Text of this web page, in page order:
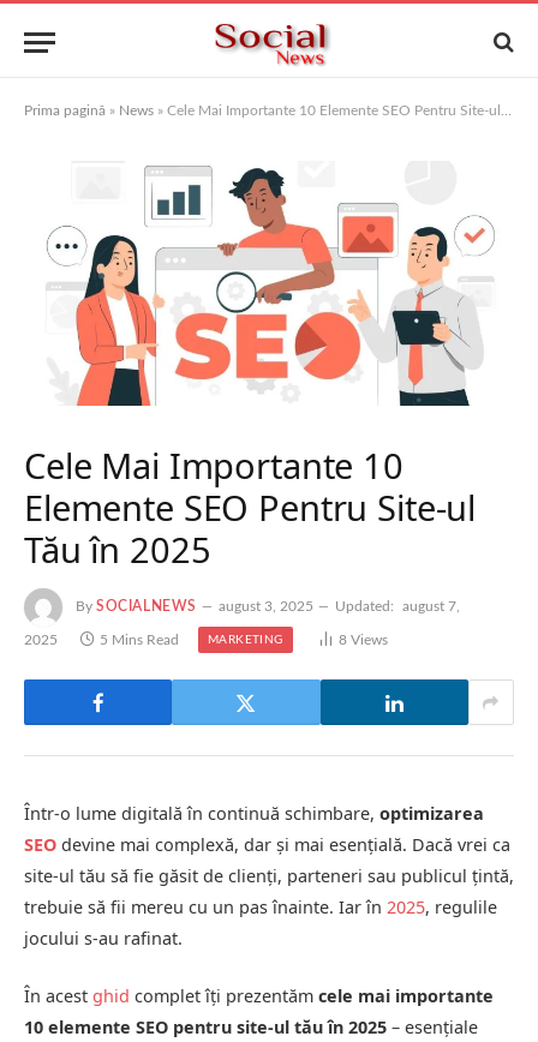
Prima pagină » News » Cele Mai Importante 10 Elemente SEO Pentru Site-ul Tău în 2025
Cele Mai Importante 10
Elemente SEO Pentru Site-ul
Tău în 2025
By SOCIALNEWS august 3, 2025 Updated: august 7,
2025 5 Mins Read MARKETING 8 Views
Într-o lume digitală în continuă schimbare, optimizarea
SEO devine mai complexă, dar și mai esențială. Dacă vrei ca
site-ul tău să fie găsit de clienți, parteneri sau publicul țintă,
trebuie să fii mereu cu un pas înainte. Iar în 2025, regulile
jocului s-au rafinat.
În acest ghid complet îți prezentăm cele mai importante
10 elemente SEO pentru site-ul tău în 2025 – esențiale